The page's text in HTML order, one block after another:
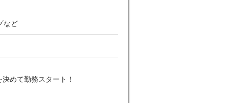
など
めて勤務スタート！